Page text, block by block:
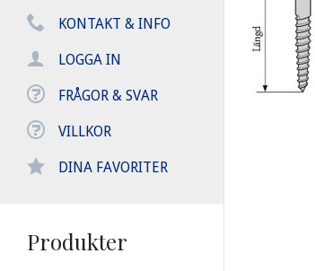
KONTAKT & INFO
LOGGA IN
FRÅGOR & SVAR
VILLKOR
DINA FAVORITER
Produkter